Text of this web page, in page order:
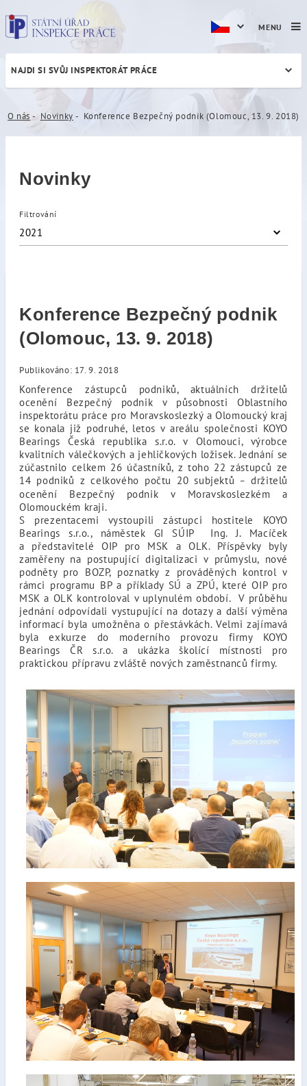
Konference Bezpečný
NAJDI SI SVŮJ INSPEKTORÁT PRÁCE
O nás Novinky Konference Bezpečný podnik (Olomouc, 13. 9. 2018)
Novinky
Filtrování
2021
Konference Bezpečný podnik
(Olomouc, 13. 9. 2018)
Publikováno: 17. 9. 2018
Konference zástupců podniků, aktuálních držitelů
ocenění Bezpečný podnik v působnosti Oblastního
inspektorátu práce pro Moravskoslezký a Olomoucký kraj
se konala již podruhé, letos v areálu společnosti KOYO
Bearings Česká republika s.r.o. v Olomouci, výrobce
kvalitních válečkových a jehličkových ložisek. Jednání se
zúčastnilo celkem 26 účastníků, z toho 22 zástupců ze
14 podniků z celkového počtu 20 subjektů
– držitelů
ocenění Bezpečný podnik v Moravskoslezkém a
Olomouckém kraji.
S prezentacemi vystoupili zástupci hostitele KOYO
Bearings s.r.o., náměstek GI SÚIP Ing. J. Macíček
a představitelé OIP pro MSK a OLK. Příspěvky byly
zaměřeny na postupující digitalizaci v průmyslu, nové
podněty pro BOZP, poznatky z prováděných kontrol v
rámci programu BP a příklady SÚ a ZPÚ, které OIP pro
MSK a OLK kontroloval v uplynulém období. V průběhu
jednání odpovídali vystupující na dotazy a další výměna
informací byla umožněna o přestávkách. Velmi zajímavá
byla exkurze do moderního provozu firmy KOYO
Bearings ČR s.r.o. a ukázka školící místnosti pro
praktickou přípravu zvláště nových zaměstnanců firmy.
MENU